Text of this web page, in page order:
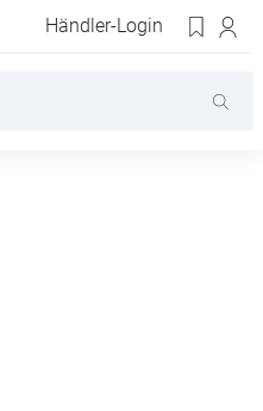
Händler-Login